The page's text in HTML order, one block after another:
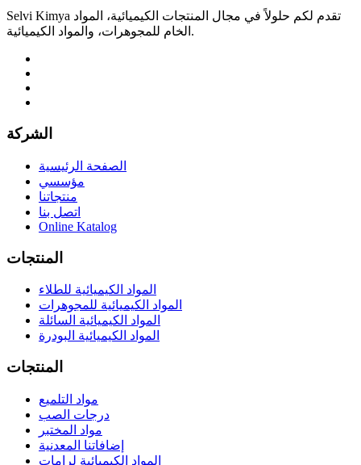
Selvi Kimya تقدم لكم حلولاً في مجال المنتجات الكيميائية، المواد
الخام للمجوهرات، والمواد الكيميائية.
الشركة
الصفحة الرئيسية
مؤسسي
منتجاتنا
اتصل بنا
Online Katalog
المنتجات
المواد الكيميائية للطلاء
المواد الكيميائية للمجوهرات
المواد الكيميائية السائلة
المواد الكيميائية البودرة
المنتجات
مواد التلميع
درجات الصب
مواد المختبر
إضافاتنا المعدنية
المواد الكيميائية لرامات